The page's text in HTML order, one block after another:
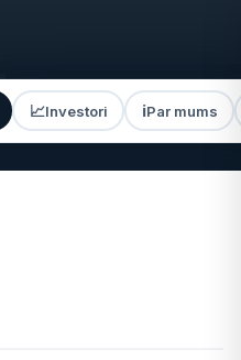
📈Investori ℹ️Par mums
14